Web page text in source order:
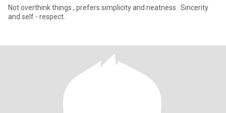
Not overthink things , prefers simplicity and neatness . Sincerity
and self - respect.